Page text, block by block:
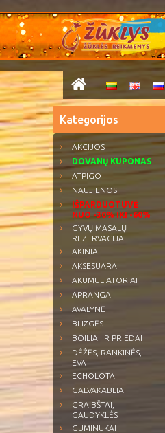
Kategorijos
AKCIJOS
DOVANŲ KUPONAS
ATPIGO
NAUJIENOS
IŠPARDUOTUVĖ
NUO -30% IKI -60%
GYVŲ MASALŲ
REZERVACIJA
AKINIAI
AKSESUARAI
AKUMULIATORIAI
APRANGA
AVALYNĖ
BLIZGĖS
BOILIAI IR PRIEDAI
DĖŽĖS, RANKINĖS,
EVA
ECHOLOTAI
GALVAKABLIAI
GRAIBŠTAI,
GAUDYKLĖS
GUMINUKAI